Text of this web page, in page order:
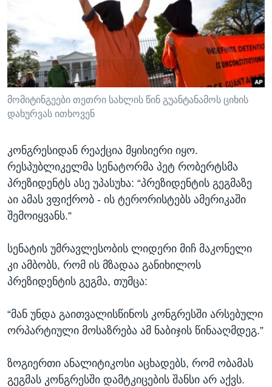
მომიტინგეები თეთრი სახლის წინ გუანტანამოს ციხის
დახურვას ითხოვენ
კონგრესიდან რეაქცია მყისიერი იყო.
რესპუბლიკელმა სენატორმა პეტ რობერტსმა
პრეზიდენტს ასე უპასუხა: “პრეზიდენტის გეგმაზე
აი ამას ვფიქრობ - ის ტერორისტებს ამერიკაში
შემოიყვანს.”
სენატის უმრავლესობის ლიდერი მიჩ მაკონელი
კი ამბობს, რომ ის მზადაა განიხილოს
პრეზიდენტის გეგმა, თუმცა:
“მან უნდა გაითვალისწინოს კონგრესში არსებული
ორპარტიული მოსაზრება ამ ნაბიჯის წინააღმდეგ.”
ზოგიერთი ანალიტიკოსი აცხადებს, რომ ობამას
გეგმას კონგრესში დამტკიცების შანსი არ აქვს.